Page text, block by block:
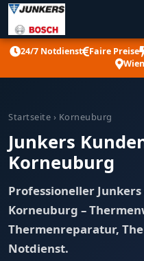
24/7 Notdienst Faire Preise
Startseite › Korneuburg
Junkers
Korneuburg
Professioneller
Korneuburg –
Thermenreparatur,
Notdienst.